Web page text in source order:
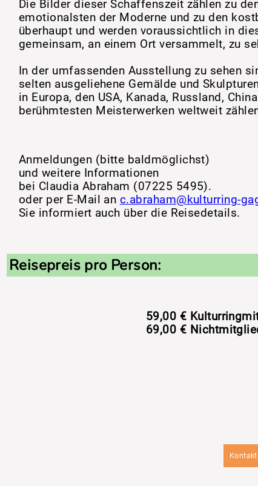
Die Bilder dieser Schaffenszeit zählen zu
emotionalsten der Moderne und zu den
überhaupt und werden voraussichtlich in
gemeinsam, an einem Ort versammelt, zu
In der umfassenden Ausstellung zu sehen
selten ausgeliehene Gemälde und
in Europa, den USA, Kanada, Russland,
berühmtesten Meisterwerken weltweit
Anmeldungen (bitte baldmöglichst)
und weitere Informationen
bei Claudia Abraham (07225 5495).
oder per E-Mail an c.abraham@kulturring-
Sie informiert auch über die Reisedetails.
Reisepreis pro Person:
59,00 €
69,00 €
Kontakt